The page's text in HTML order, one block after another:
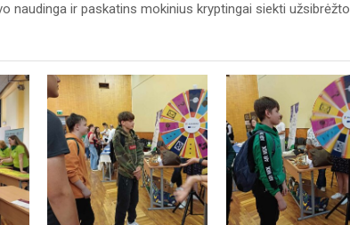
naudinga ir paskatins mokinius kryptingai siekti užsibrėžto